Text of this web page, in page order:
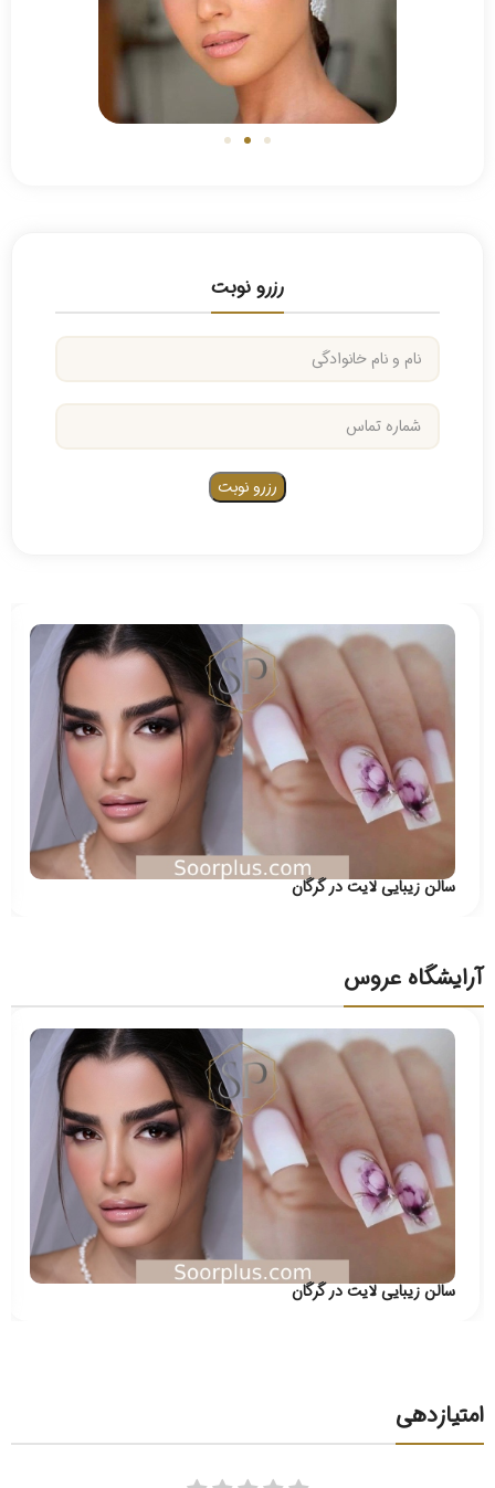
رزرو نوبت
سالن زیبایی لایت در گرگان
آرایشگاه عروس
سالن زیبایی لایت در گرگان
امتیازدهی